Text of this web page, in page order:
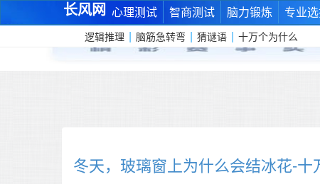
长风网 心理测试 智商测试 脑力锻炼 专业
逻辑推理 | 脑筋急转弯 | 猜谜语 | 十万个为什么
冬天，玻璃窗上为什么会结冰花-十